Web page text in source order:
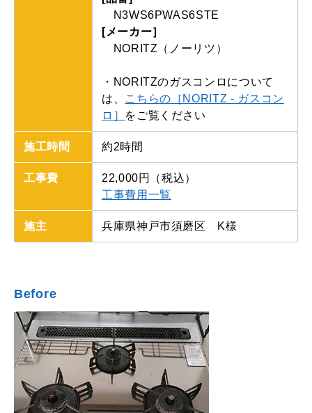
N3WS6PWAS6STE
[メーカー］
NORITZ（ノーリツ）
・ NORITZのガスコンロについて
は、
こちらの［NORITZ - ガスコン
ロ］
をご覧ください
施工時間 約2時間
工事費 22,000円
（税込）
工事費用一覧
施主 兵庫県神戸市須磨区 K様
Before